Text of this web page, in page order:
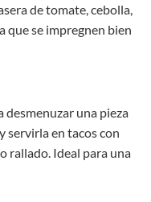
de tomate, cebolla,
que se impregnen bien
desmenuzar una pieza
servirla en tacos con
rallado. Ideal para una